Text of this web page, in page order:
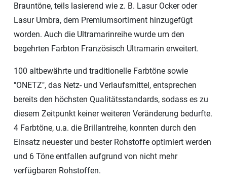
Brauntöne, teils lasierend wie z. B. Lasur Ocker oder
Lasur Umbra, dem Premiumsortiment hinzugefügt
worden. Auch die Ultramarinreihe wurde um den
begehrten Farbton Französisch Ultramarin erweitert.
100 altbewährte und traditionelle Farbtöne sowie
"ONETZ", das Netz- und Verlaufsmittel, entsprechen
bereits den höchsten Qualitätsstandards, sodass es zu
diesem Zeitpunkt keiner weiteren Veränderung bedurfte.
4 Farbtöne, u.a. die Brillantreihe, konnten durch den
Einsatz neuester und bester Rohstoffe optimiert werden
und 6 Töne entfallen aufgrund von nicht mehr
verfügbaren Rohstoffen.